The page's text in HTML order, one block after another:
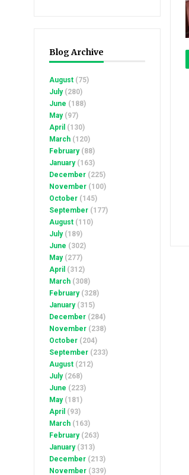
Blog Archive
August (75)
July(280)
June (188)
May(97)
April (130)
March (120)
February(88)
January(163)
December (225)
November (100)
October (145)
September (177)
August (110)
July(189)
June (302)
May(277)
April (312)
March (308)
February(328)
January(315)
December (284)
November (238)
October (204)
September (233)
August (212)
July(268)
June (223)
May(181)
April (93)
March (163)
February(263)
January(313)
December (213)
November (339)